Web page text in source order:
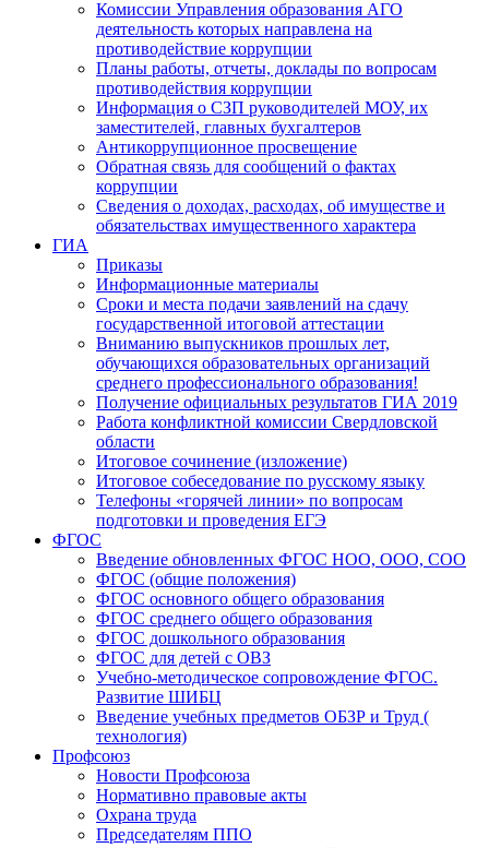
Комиссии Управления образования АГО
деятельность которых направлена на
противодействие коррупции
Планы работы, отчеты, доклады по вопросам
противодействия коррупции
Информация о СЗП руководителей МОУ, их
заместителей, главных бухгалтеров
Антикоррупционное просвещение
Обратная связь для сообщений о фактах
коррупции
Сведения о доходах, расходах, об имуществе и
обязательствах имущественного характера
ГИА
Приказы
Информационные материалы
Сроки и места подачи заявлений на сдачу
государственной итоговой аттестации
Вниманию выпускников прошлых лет,
обучающихся образовательных организаций
среднего профессионального образования!
Получение официальных результатов ГИА 2019
Работа конфликтной комиссии Свердловской
области
Итоговое сочинение (изложение)
Итоговое собеседование по русскому языку
Телефоны «горячей линии» по вопросам
подготовки и проведения ЕГЭ
ФГОС
Введение обновленных ФГОС НОО, ООО, СОО
ФГОС (общие положения)
ФГОС основного общего образования
ФГОС среднего общего образования
ФГОС дошкольного образования
ФГОС для детей с ОВЗ
Учебно-методическое сопровождение ФГОС.
Развитие ШИБЦ
Введение учебных предметов ОБЗР и Труд (
технология)
Профсоюз
Новости Профсоюза
Нормативно правовые акты
Охрана труда
Председателям ППО